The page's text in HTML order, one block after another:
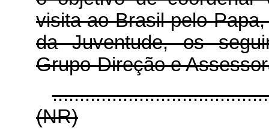
visita ao Brasil pelo
da Juventude, os
Grupo-Direção e
(NR)